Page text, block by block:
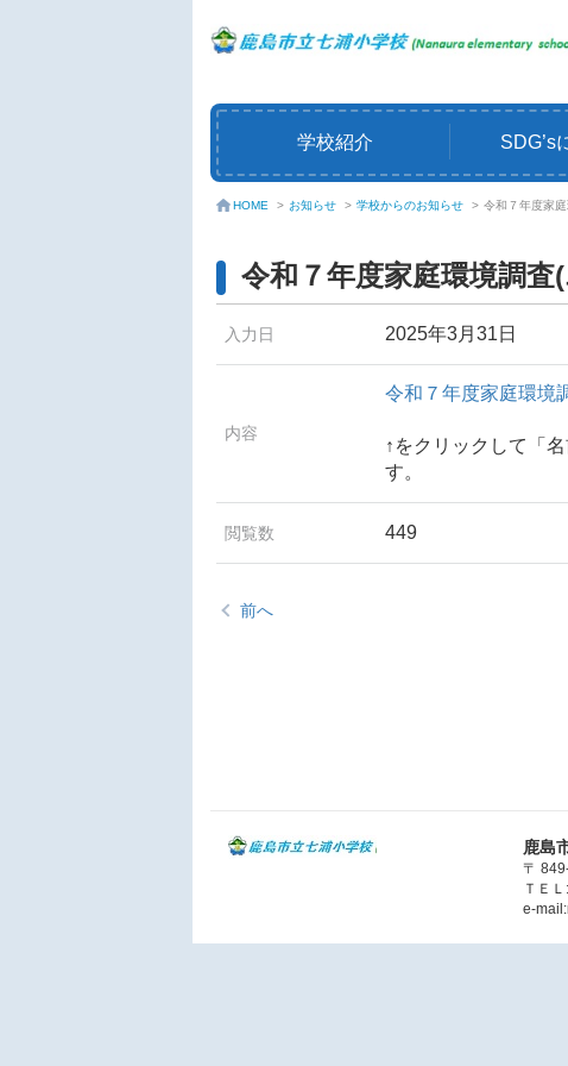
学校紹介 SDG’s
HOME > お知らせ > 学校からのお知らせ > 令和７年度家
令和７年度家庭環境調査
入力日 2025年3月31日
内容
令和７年度家庭環境
↑をクリックして「
す。
閲覧数 449
前へ
鹿島
〒
ＴＥ
e-